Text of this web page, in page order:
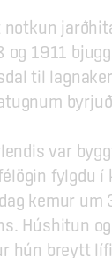
1911
til
var
fylgdu
kemur
Húshitun
hún breytt